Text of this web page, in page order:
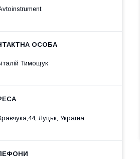
Тимощук
Луцьк, Україна